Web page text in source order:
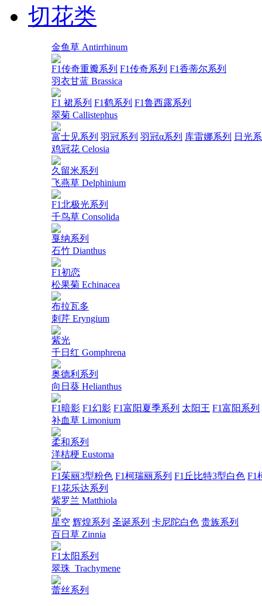
切花类
金鱼草 Antirrhinum
F1传奇重瓣系列 F1传奇系列 F1香蒂尔系列
羽衣甘蓝 Brassica
F1 裙系列 F1鹤系列 F1鲁西露系列
翠菊 Callistephus
富士见系列 羽冠系列 羽冠α系列 库雷娜系列
日光
鸡冠花 Celosia
久留米系列
飞燕草 Delphinium
F1北极光系列
千鸟草 Consolida
戛纳系列
石竹 Dianthus
F1初恋
松果菊 Echinacea
布拉瓦多
刺芹 Eryngium
紫光
千日红 Gomphrena
奥德利系列
向日葵 Helianthus
F1暗影 F1幻影 F1富阳夏季系列 太阳王 F1富阳系列
补血草 Limonium
柔和系列
洋桔梗 Eustoma
F1茱丽3型粉色 F1柯瑞丽系列 F1丘比特3型白色 F1
F1花乐达系列
紫罗兰 Matthiola
星空 辉煌系列 圣诞系列 卡尼陀白色 贵族系列
百日草 Zinnia
F1太阳系列
翠珠_Trachymene
蕾丝系列